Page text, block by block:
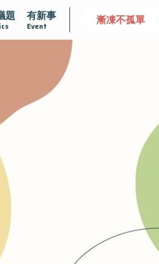
題 有新事
Event
2025植牙指南 漸凍不孤單